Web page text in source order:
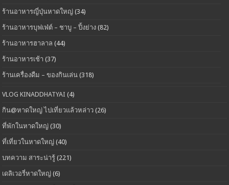
ร้านอาหารญี่ปุ่นหาดใหญ่ (34)
ร้านอาหารบุฟเฟ่ต์ – ชาบู – ปิ้งย่าง (82)
ร้านอาหารฮาลาล (44)
ร้านอาหารเช้า (37)
ร้านเครื่องดืม – ของกินเล่น (318)
VLOG KINADDHATYAI (4)
กิน@หาดใหญ่ ไปเที่ยวแล้วหล่าว (26)
ที่พักในหาดใหญ่ (30)
ที่เที่ยวในหาดใหญ่ (40)
บทความ สาระน่ารู้ (221)
เดลิเวอรี่หาดใหญ่ (6)